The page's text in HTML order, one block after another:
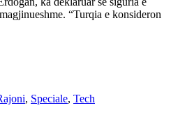
“Turqia e konsideron
, Speciale, Tech